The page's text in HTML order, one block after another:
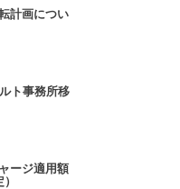
計画につい
ト事務所移
ージ適用額